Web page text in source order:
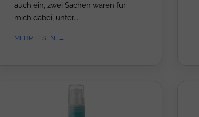
auch ein, zwei Sachen waren für
mich dabei, unter...
MEHR LESEN...